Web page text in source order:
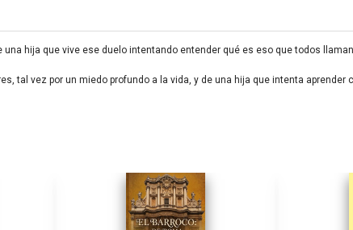
hija que vive ese duelo intentando entender qué es eso que todos
tal vez por un miedo profundo a la vida, y de una hija que intenta aprender